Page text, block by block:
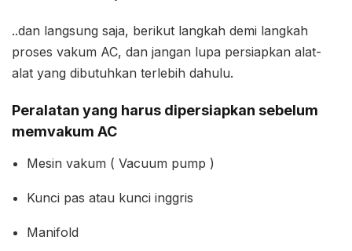
..dan langsung saja, berikut langkah demi langkah
proses vakum AC, dan jangan lupa persiapkan alat-
alat yang dibutuhkan terlebih dahulu.
Peralatan yang harus dipersiapkan sebelum
memvakum AC
Mesin vakum ( Vacuum pump )
Kunci pas atau kunci inggris
Manifold